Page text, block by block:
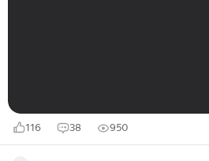
116 38 950